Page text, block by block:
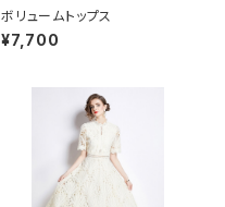
ボリュームトップス
¥7,700